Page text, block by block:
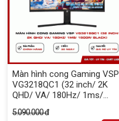
Màn hình cong Gaming VSP
VG3218QC1 (32 inch/ 2K
QHD/ VA/ 180Hz/ 1ms/
5.090.000 đ